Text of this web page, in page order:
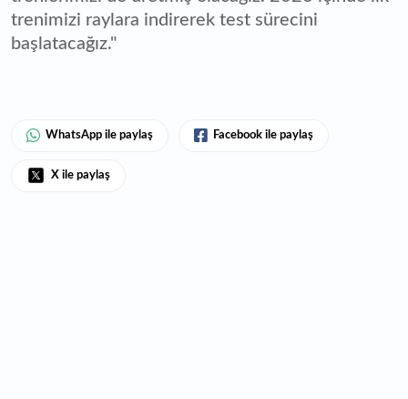
trenimizi raylara indirerek test sürecini
başlatacağız."
WhatsApp ile paylaş Facebook ile paylaş
X ile paylaş